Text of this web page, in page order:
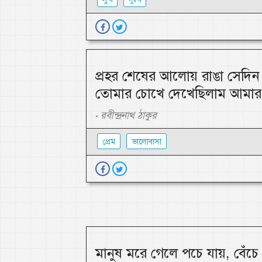
প্রহর শেষের আলোয় রাঙা সেদিন
তোমার চোখে দেখেছিলাম আমার
- রবীন্দ্রনাথ ঠাকুর
প্রেম ভালোবাসা
মানুষ মরে গেলে পচে যায়,